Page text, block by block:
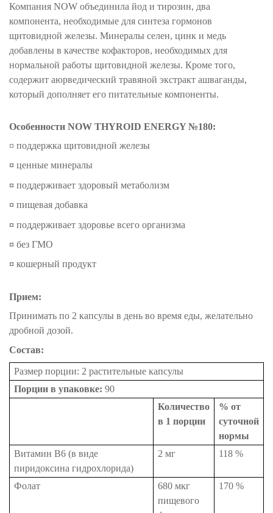
Компания NOW объединила йод и тирозин, два
компонента, необходимые для синтеза гормонов
щитовидной железы. Минералы селен, цинк и медь
добавлены в качестве кофакторов, необходимых для
нормальной работы щитовидной железы. Кроме того,
содержит аюрведический травяной экстракт ашваганды,
который дополняет его питательные компоненты.
Особенности NOW THYROID ENERGY №180:
¤ поддержка щитовидной железы
¤ ценные минералы
¤ поддерживает здоровый метаболизм
¤ пищевая добавка
¤ поддерживает здоровье всего организма
¤ без ГМО
¤ кошерный продукт
Прием:
Принимать по 2 капсулы в день во время еды, желательно
дробной дозой.
Состав:
Размер порции: 2 растительные капсулы
Порции в упаковке: 90
Количество
в 1 порции
% от
суточной
нормы
Витамин В6 (в виде
пиридоксина гидрохлорида)
2 мг 118 %
Фолат
680 мкг
пищевого
170 %